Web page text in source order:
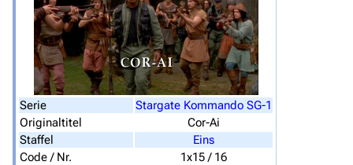
Spezialseiten
Datei hochladen
Filme und Serien
Überblick
Stargate SG-1
Serie
Stargate Kommando SG-1
Originaltitel
Cor-Ai
Staffel
Eins
Code / Nr.
1x15 / 16